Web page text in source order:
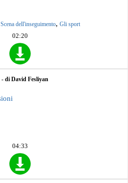
Scena dell'inseguimento, Gli sport
02:20
- di David Fesliyan
04:33